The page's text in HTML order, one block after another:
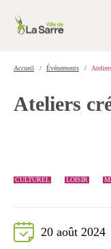
Accueil Événements
Ateliers
CULTUREL LOISIR
20 août 2024